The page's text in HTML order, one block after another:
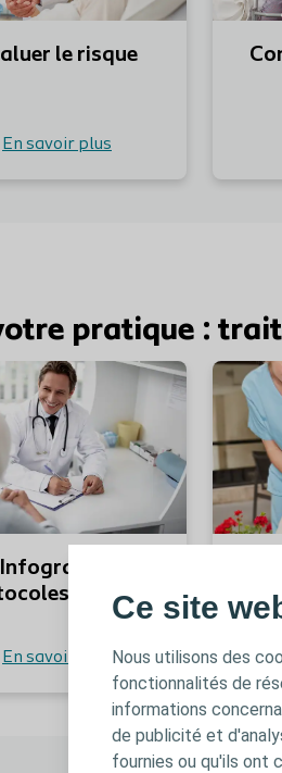
Ce site
Nous utilisons des
fonctionnalités de
informations
de publicité et
fournies ou qu'ils ont
le risque
En savoir plus
pratique :
Infographie
de soins
En savoir plus